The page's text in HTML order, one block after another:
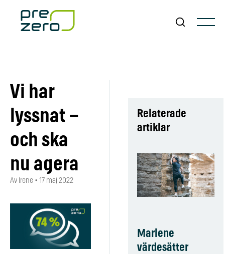
Vi har
lyssnat –
och ska
nu agera
Av Irene • 17 maj 2022
Relaterade
artiklar
Marlene
värdesätter